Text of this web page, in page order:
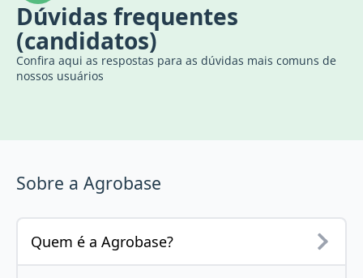
Dúvidas frequentes
(candidatos)
Confira aqui as respostas para as dúvidas mais comuns de
nossos usuários
Sobre a Agrobase
Quem é a Agrobase?